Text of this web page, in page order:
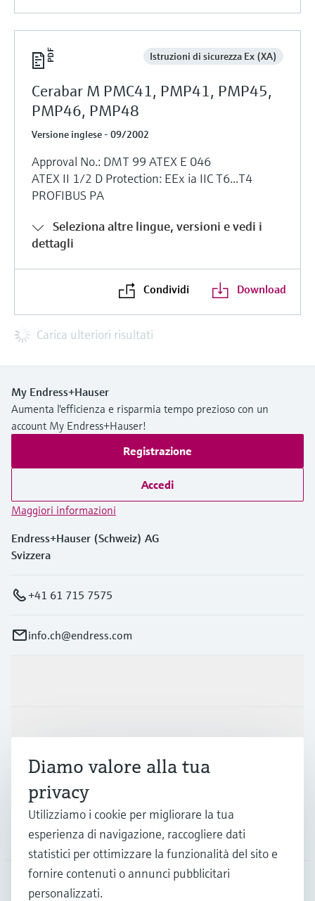
Istruzioni di sicurezza Ex (XA)
Cerabar M PMC41, PMP41, PMP45,
PMP46, PMP48
Versione inglese - 09/2002
Approval No.: DMT 99 ATEX E 046
ATEX II 1/2 D Protection: EEx ia IIC T6...T4
PROFIBUS PA
Seleziona altre lingue, versioni e vedi i
dettagli
Condividi Download
Carica ulteriori risultati
My Endress+Hauser
Aumenta l'efficienza e risparmia tempo prezioso con un
account My Endress+Hauser!
Registrazione
Accedi
Maggiori informazioni
Endress+Hauser (Schweiz) AG
Svizzera
+41 61 715 7575
info.ch@endress.com
Supporta
La società
Diamo valore alla tua
privacy
Utilizziamo i cookie per migliorare la tua
esperienza di navigazione, raccogliere dati
statistici per ottimizzare la funzionalità del sito e
fornire contenuti o annunci pubblicitari
personalizzati.